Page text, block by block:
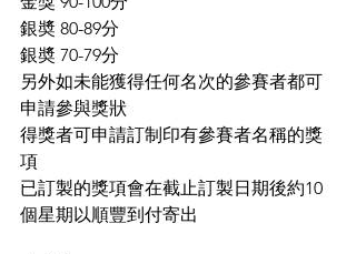
銀奬 80-89分
銀奬 70-79分
另外如未能獲得任何名次的參賽者都可
申請參與獎狀
得獎者可申請訂制印有參賽者名稱的獎
項
已訂製的獎項會在截止訂製日期後約10
個星期以順豐到付寄出